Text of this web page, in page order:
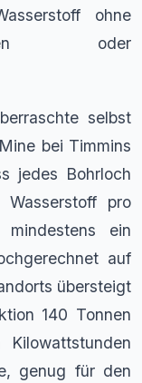
ohne
oder
selbst
bei Timmins
jedes Bohrloch
pro
ein
auf
übersteigt
140 Tonnen
genug für den